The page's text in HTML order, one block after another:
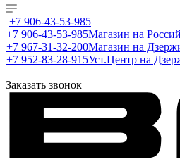
+7 906-43-53-985
+7 906-43-53-985Магазин на
+7 967-31-32-200Магазин на
+7 952-83-28-915Уст.Центр на
Заказать звонок